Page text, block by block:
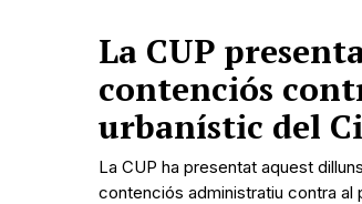
La CUP
contenciós
urbanístic del
La CUP ha presentat aquest
contenciós administratiu contra al